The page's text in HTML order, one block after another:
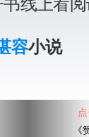
书线上看
容小说
《赞